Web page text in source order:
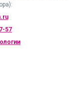
57